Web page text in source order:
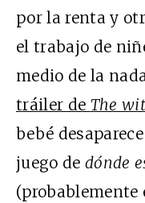
por la renta y
el trabajo de
medio de la
tráiler de The
bebé
juego dedónde
(probablemente